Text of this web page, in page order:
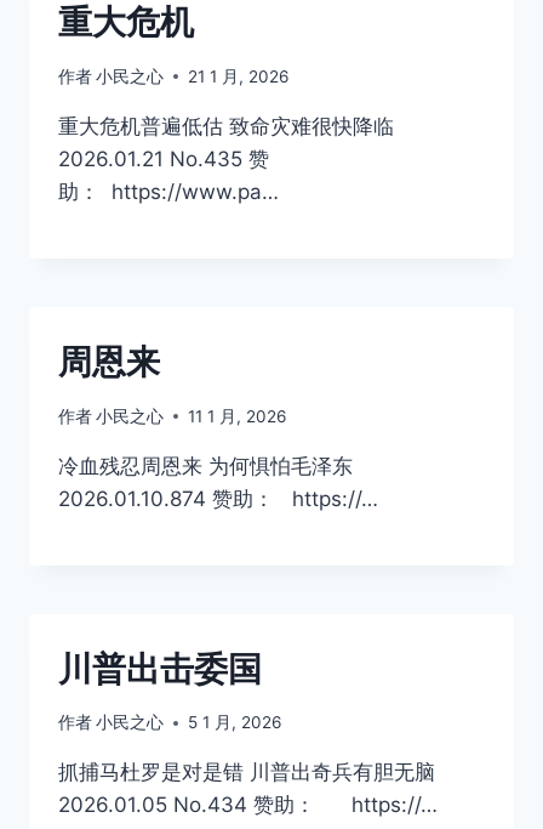
重大危机
作者小民之心 21 1 月, 2026
重大危机普遍低估 致命灾难很快降临
2026.01.21 No.435 赞
助： https://www.pa…
周恩来
作者小民之心 11 1 月, 2026
冷血残忍周恩来 为何惧怕毛泽东
2026.01.10.874 赞助： https://…
川普出击委国
作者小民之心 5 1 月, 2026
抓捕马杜罗是对是错 川普出奇兵有胆无脑
2026.01.05 No.434 赞助： https://…